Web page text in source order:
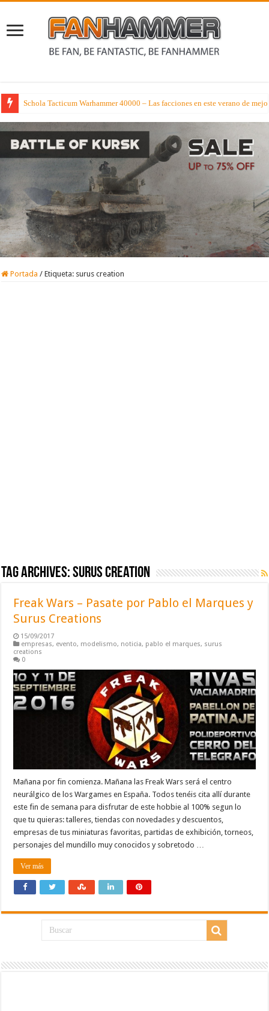
Schola Tacticum Warhammer 40000 – Las facciones en este verano de
Portada / Etiqueta: surus creation
Tag Archives:surus creation
Freak Wars – Pasate por Pablo el Marques y
Surus Creations
15/09/2017
empresas, evento, modelismo, noticia, pablo el marques, surus
creations
0
Mañana por fin comienza. Mañana las Freak Wars será el centro
neurálgico de los Wargames en España. Todos tenéis cita allí durante
este fin de semana para disfrutar de este hobbie al 100% segun lo
que tu quieras: talleres, tiendas con novedades y descuentos,
empresas de tus miniaturas favoritas, partidas de exhibición, torneos,
personajes del mundillo muy conocidos y sobretodo …
Ver más